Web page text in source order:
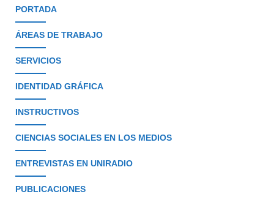
PORTADA
ÁREAS DE TRABAJO
SERVICIOS
IDENTIDAD GRÁFICA
INSTRUCTIVOS
CIENCIAS SOCIALES EN LOS MEDIOS
ENTREVISTAS EN UNIRADIO
PUBLICACIONES